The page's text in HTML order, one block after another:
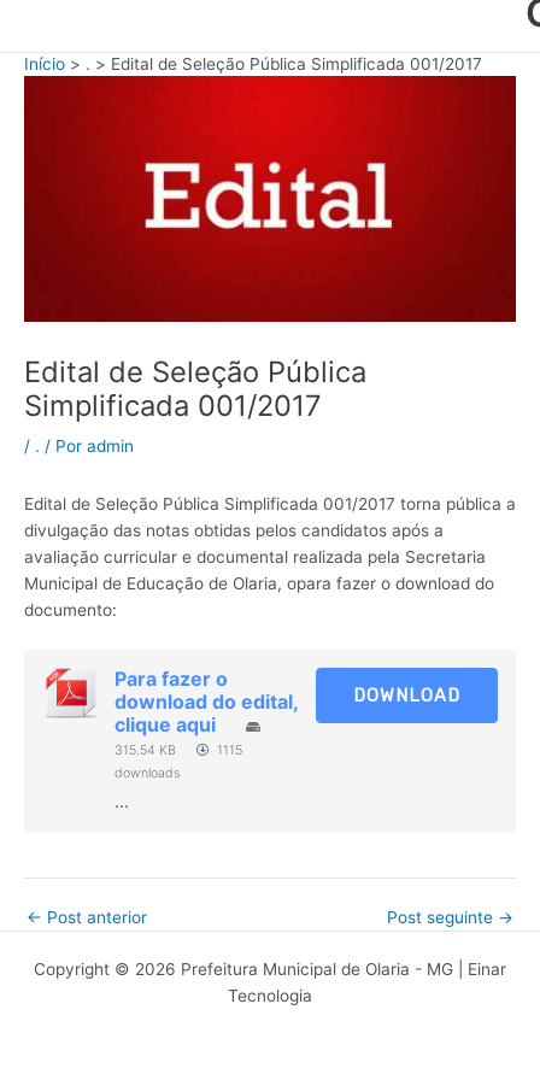
Início . Edital de Seleção Pública Simplificada 001/2017
Edital de Seleção Pública
Simplificada 001/2017
/ . / Por admin
Edital de Seleção Pública Simplificada 001/2017 torna pública a
divulgação das notas obtidas pelos candidatos após a
avaliação curricular e documental realizada pela Secretaria
Municipal de Educação de Olaria, opara fazer o download do
documento:
Para fazer o
download do edital,
clique aqui
315.54 KB
1115
downloads
...
DOWNLOAD
← Post anterior Post seguinte →
Copyright © 2026 Prefeitura Municipal de Olaria - MG | Einar
Tecnologia